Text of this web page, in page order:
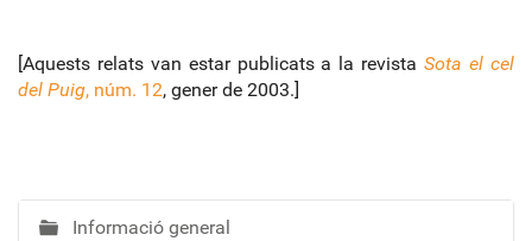
[Aquests relats van estar publicats a la revistaSota el cel
del Puig, núm. 12, gener de 2003.]
N
Informació general